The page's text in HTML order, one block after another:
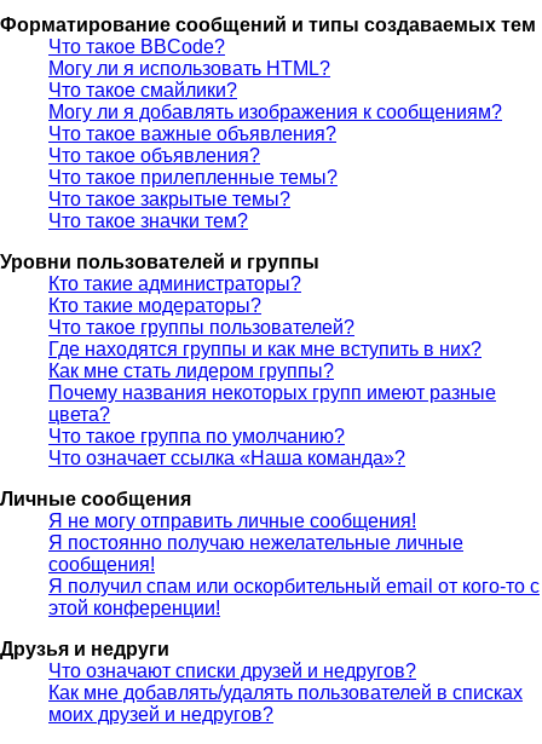
Форматирование сообщений и типы создаваемых тем
Что такое BBCode?
Могу ли я использовать HTML?
Что такое смайлики?
Могу ли я добавлять изображения к сообщениям?
Что такое важные объявления?
Что такое объявления?
Что такое прилепленные темы?
Что такое закрытые темы?
Что такое значки тем?
Уровни пользователей и группы
Кто такие администраторы?
Кто такие модераторы?
Что такое группы пользователей?
Где находятся группы и как мне вступить в них?
Как мне стать лидером группы?
Почему названия некоторых групп имеют разные
цвета?
Что такое группа по умолчанию?
Что означает ссылка «Наша команда»?
Личные сообщения
Я не могу отправить личные сообщения!
Я постоянно получаю нежелательные личные
сообщения!
Я получил спам или оскорбительный email от кого-то с
этой конференции!
Друзья и недруги
Что означают списки друзей и недругов?
Как мне добавлять/удалять пользователей в списках
моих друзей и недругов?